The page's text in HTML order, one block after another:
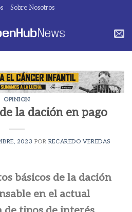
Sobre Nosotros
OPINION
la dación en pago
2023 POR RECAREDO VEREDAS
básicos de la dación
en el actual